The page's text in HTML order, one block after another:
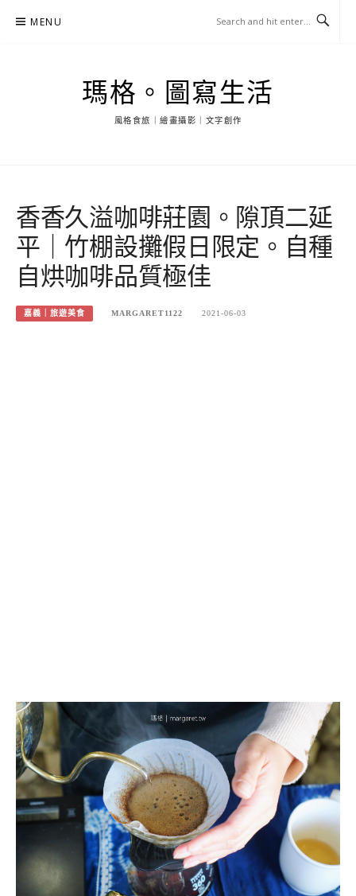
MENU
瑪格。圖寫生活
風格食旅｜繪畫攝影｜文字創作
香香久溢咖啡莊園。隙頂二延
平｜竹棚設攤假日限定。自種
自烘咖啡品質極佳
嘉義｜旅遊美食 MARGARET1122 2021-06-03